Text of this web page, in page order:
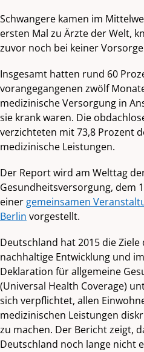
Schwangere kamen im
ersten Mal zu Ärzte der Welt,
zuvor noch bei keiner
Insgesamt hatten rund 60
vorangegangenen zwölf
medizinische Versorgung in
sie krank waren. Die
verzichteten mit 73,8 Prozent
medizinische Leistungen.
Der Report wird am Welttag
Gesundheitsversorgung, dem
einer gemeinsamen
Berlin vorgestellt.
Deutschland hat 2015 die
nachhaltige Entwicklung und
Deklaration für allgemeine
(Universal Health Coverage)
sich verpflichtet, allen
medizinischen Leistungen
zu machen. Der Bericht zeigt,
Deutschland noch lange nicht